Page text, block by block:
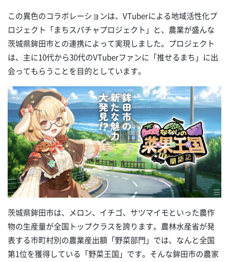
この異色のコラボレーションは、VTuberによる地域活性化プ
ロジェクト「まちスパチャプロジェクト」と、農業が盛んな
茨城県鉾田市との連携によって実現しました。プロジェクト
は、主に10代から30代のVTuberファンに「推せるまち」に出
会ってもらうことを目的としています。
茨城県鉾田市は、メロン、イチゴ、サツマイモといった農作
物の生産量が全国トップクラスを誇ります。農林水産省が発
表する市町村別の農業産出額「野菜部門」では、なんと全国
第1位を獲得している「野菜王国」です。そんな鉾田市の農家